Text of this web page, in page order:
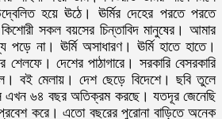
হয়ে ঊঠে। ঊর্মির দেহের পরতে পরতে
সকল বয়সের চিন্তাবিদ মানুষের। আমার
পড়ে না। ঊর্মি অসাধারণ। ঊর্মি হাতে হাতে।
শেলফে। দেশের পাঠাগারে। সরকারি বেসরকারি
বই মেলায়। দেশ ছেড়ে বিদেশে। ছবি তুলে
এখন ৬৪ বছর অতিক্রম করছে। যতদূর জেনেছি
করে। এতো বছরের পুরোনা বাড়িতে অনেক